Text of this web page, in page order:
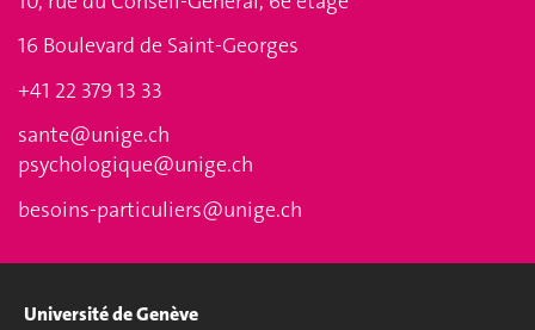
16 Boulevard de Saint-Georges
+41 22 379 13 33
sante@unige.ch
psychologique@unige.ch
besoins-particuliers@unige.ch
Université de Genève